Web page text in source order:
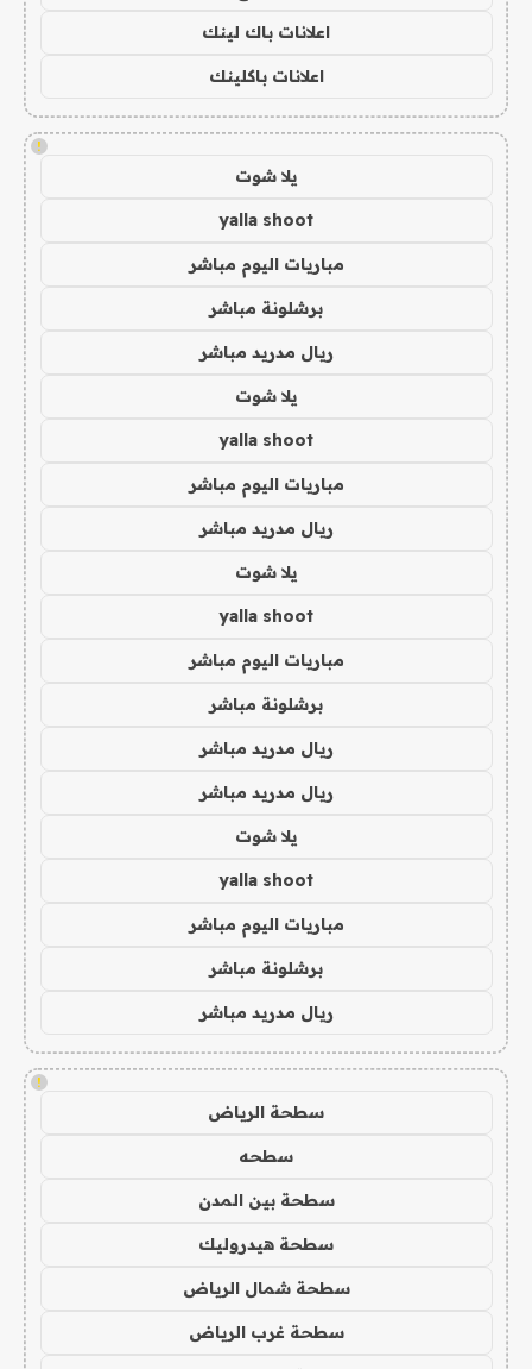
اعلانات باك لينك
اعلانات باكلينك
!
يلا شوت
yalla shoot
مباريات اليوم مباشر
برشلونة مباشر
ريال مدريد مباشر
يلا شوت
yalla shoot
مباريات اليوم مباشر
ريال مدريد مباشر
يلا شوت
yalla shoot
مباريات اليوم مباشر
برشلونة مباشر
ريال مدريد مباشر
ريال مدريد مباشر
يلا شوت
yalla shoot
مباريات اليوم مباشر
برشلونة مباشر
ريال مدريد مباشر
!
سطحة الرياض
سطحه
سطحة بين المدن
سطحة هيدروليك
سطحة شمال الرياض
سطحة غرب الرياض